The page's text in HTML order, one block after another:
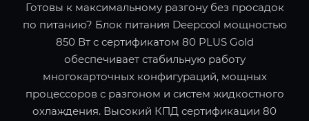
Готовы к максимальному разгону без просадок
по питанию? Блок питания Deepcool мощностью
850 Вт с сертификатом 80 PLUS Gold
обеспечивает стабильную работу
многокарточных конфигураций, мощных
процессоров с разгоном и систем жидкостного
охлаждения. Высокий КПД сертификации 80